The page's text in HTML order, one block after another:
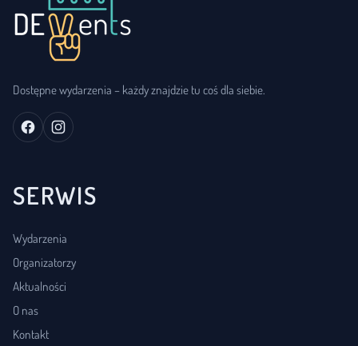
Dostępne wydarzenia – każdy znajdzie tu coś dla siebie.
SERWIS
Wydarzenia
Organizatorzy
Aktualności
O nas
Kontakt